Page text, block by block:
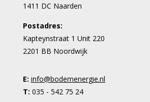
1411 DC Naarden
Postadres:
Kapteynstraat 1 Unit 220
2201 BB Noordwijk
E: info@bodemenergie.nl
T: 035 - 542 75 24